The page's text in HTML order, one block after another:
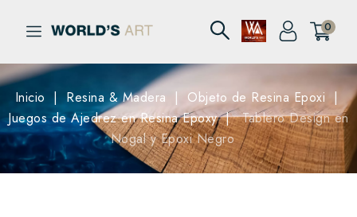
0
Inicio Resina & Madera
Objeto de Resina Epoxi
Juegos de Ajedrez en Resina Epoxy
Tablero Design en
Nogal y Epoxi Negro